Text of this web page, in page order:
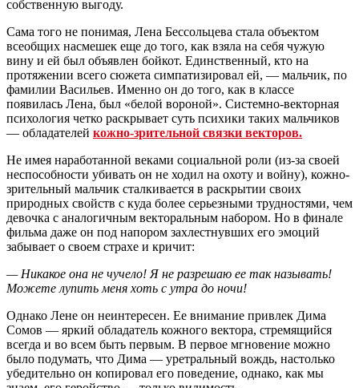
собственную выгоду.
Сама того не понимая, Лена Бессольцева стала объектом
всеобщих насмешек еще до того, как взяла на себя чужую
вину и ей был объявлен бойкот. Единственный, кто на
протяжении всего сюжета симпатизировал ей, — мальчик, по
фамилии Васильев. Именно он до того, как в классе
появилась Лена, был «белой вороной». Системно-векторная
психология четко раскрывает суть психики таких мальчиков
— обладателей кожно-зрительной связки векторов.
Не имея наработанной веками социальной роли (из-за своей
неспособности убивать он не ходил на охоту и войну), кожно-
зрительный мальчик сталкивается в раскрытии своих
природных свойств с куда более серьезными трудностями, чем
девочка с аналогичным векторальным набором. Но в финале
фильма даже он под напором захлестнувших его эмоций
забывает о своем страхе и кричит:
— Никакое она не чучело! Я не разрешаю ее так называть!
Можете лупить меня хоть с утра до ночи!
Однако Лене он неинтересен. Ее внимание привлек Дима
Сомов — яркий обладатель кожного вектора, стремящийся
всегда и во всем быть первым. В первое мгновение можно
было подумать, что Дима — уретральный вождь, настолько
убедительно он копировал его поведение, однако, как мы